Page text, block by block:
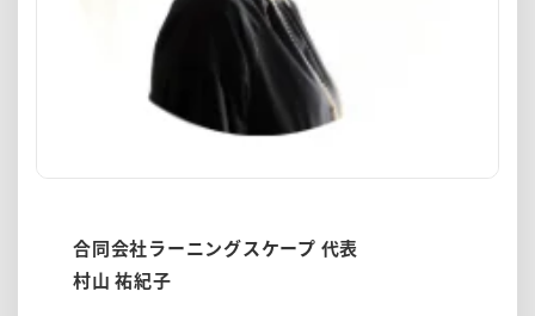
合同会社ラーニングスケープ 代表
村山 祐紀子